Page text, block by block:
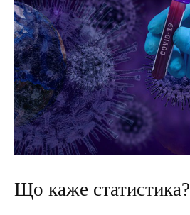
Що каже статистика?